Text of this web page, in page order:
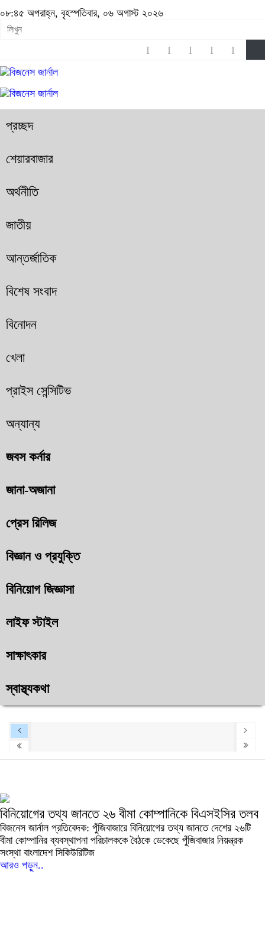
০৮:৪৫ অপরাহ্ন, বৃহস্পতিবার, ০৬ অগাস্ট ২০২৬
প্রচ্ছদ
শেয়ারবাজার
অর্থনীতি
জাতীয়
আন্তর্জাতিক
বিশেষ সংবাদ
বিনোদন
খেলা
প্রাইস সেন্সিটিভ
অন্যান্য
জবস কর্নার
জানা-অজানা
প্রেস রিলিজ
বিজ্ঞান ও প্রযুক্তি
বিনিয়োগ জিজ্ঞাসা
লাইফ স্টাইল
সাক্ষাৎকার
স্বাস্থ্যকথা
বিনিয়োগের তথ্য জানতে ২৬ বীমা কোম্পানিকে বিএসইসির তলব
বিজনেস জার্নাল প্রতিবেদক: পুঁজিবাজারে বিনিয়োগের তথ্য জানতে দেশের ২৬টি
বীমা কোম্পানির ব্যবস্থাপনা পরিচালককে বৈঠকে ডেকেছে পুঁজিবাজার নিয়ন্ত্রক
সংস্থা বাংলাদেশ সিকিউরিটিজ
আরও পড়ুন..